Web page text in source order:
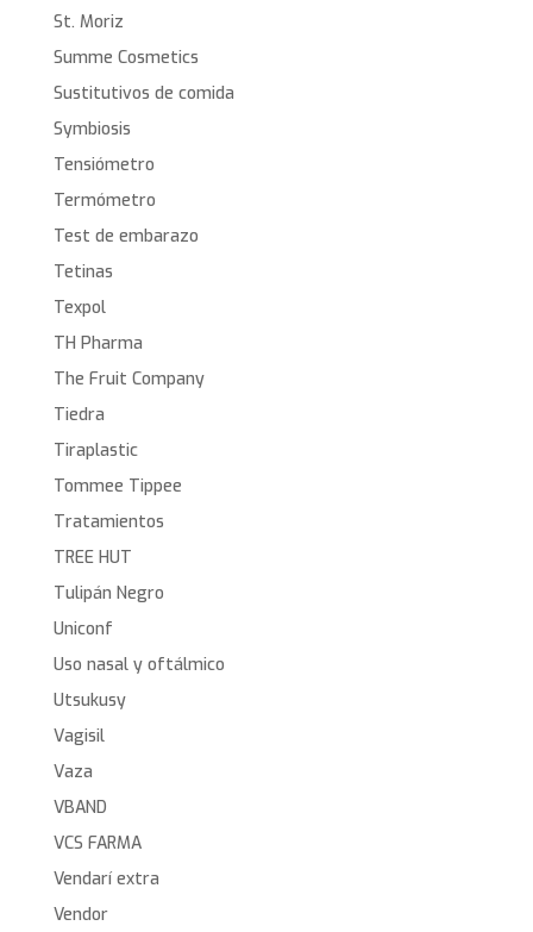
St. Moriz
Summe Cosmetics
Sustitutivos de comida
Symbiosis
Tensiómetro
Termómetro
Test de embarazo
Tetinas
Texpol
TH Pharma
The Fruit Company
Tiedra
Tiraplastic
Tommee Tippee
Tratamientos
TREE HUT
Tulipán Negro
Uniconf
Uso nasal y oftálmico
Utsukusy
Vagisil
Vaza
VBAND
VCS FARMA
Vendarí extra
Vendor